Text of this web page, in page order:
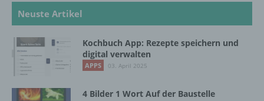
Neuste Artikel
Kochbuch App: Rezepte speichern und
digital verwalten
APPS 03. April 2025
4 Bilder 1 Wort Auf der Baustelle
Bereitstellung, den Abgleich oder die
Verknüpfung, die Einschränkung, das
d) Einschränkung der Verarbeitung